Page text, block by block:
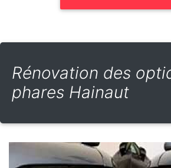
Rénovation des
phares Hainaut